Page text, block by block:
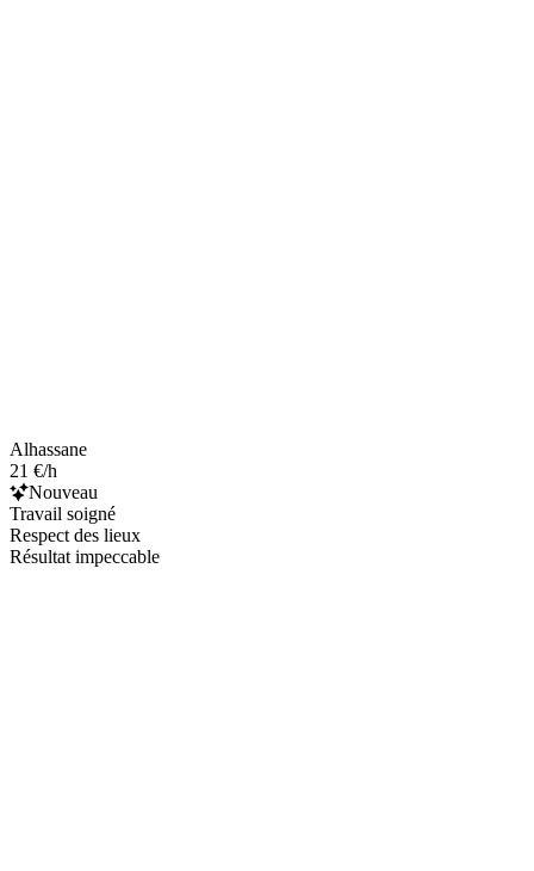
Alhassane
21 €/h
Nouveau
Travail soigné
Respect des lieux
Résultat impeccable